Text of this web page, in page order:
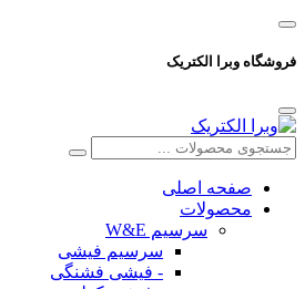
فروشگاه وبرا الکتریک
صفحه اصلی
محصولات
سرسیم W&E
سرسیم فیشی
- فیشی فشنگی